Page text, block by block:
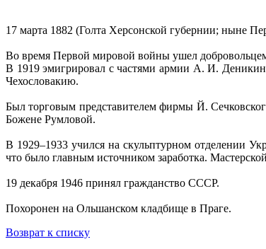
17 марта 1882 (Голта Херсонской губернии; ныне
Во время Первой мировой войны ушел
В 1919 эмигрировал с частями армии А. И.
Чехословакию.
Был торговым представителем фирмы Й.
Божене Румловой.
В 1929–1933 учился на скульптурном отделении
что было главным источником заработка.
19 декабря 1946 принял гражданство СССР.
Похоронен на Ольшанском кладбище в Праге.
Возврат к списку